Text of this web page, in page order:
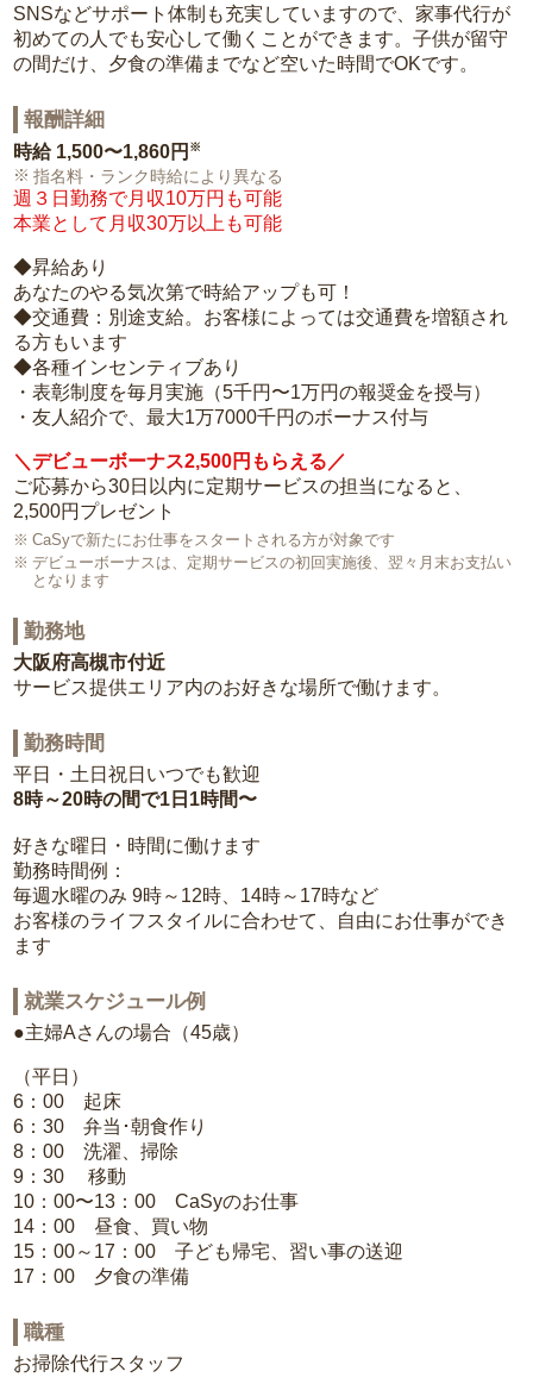
SNSなどサポート体制も充実していますので、家事代行が
初めての人でも安心して働くことができます。子供が留守
の間だけ、夕食の準備までなど空いた時間でOKです。
報酬詳細
時給 1,500〜1,860円 ※
指名料・ランク時給により異なる
週３日勤務で月収10万円も可能
本業として月収30万以上も可能
◆昇給あり
あなたのやる気次第で時給アップも可！
◆交通費：別途支給。お客様によっては交通費を増額され
る方もいます
◆各種インセンティブあり
・表彰制度を毎月実施（5千円〜1万円の報奨金を授与）
・友人紹介で、最大1万7000千円のボーナス付与
＼デビューボーナス2,500円もらえる／
ご応募から30日以内に定期サービスの担当になると、
2,500円プレゼント
CaSyで新たにお仕事をスタートされる方が対象です
デビューボーナスは、定期サービスの初回実施後、翌々月末お支払い
となります
勤務地
大阪府高槻市付近
サービス提供エリア内のお好きな場所で働けます。
勤務時間
平日・土日祝日いつでも歓迎
8時～20時の間で1日1時間〜
好きな曜日・時間に働けます
勤務時間例：
毎週水曜のみ 9時～12時、14時～17時など
お客様のライフスタイルに合わせて、自由にお仕事ができ
ます
就業スケジュール例
●主婦Aさんの場合（45歳）
（平日）
6：00 起床
6：30 弁当･朝食作り
8：00 洗濯、掃除
9：30 移動
10：00〜13：00 CaSyのお仕事
14：00 昼食、買い物
15：00～17：00 子ども帰宅、習い事の送迎
17：00 夕食の準備
職種
お掃除代行スタッフ